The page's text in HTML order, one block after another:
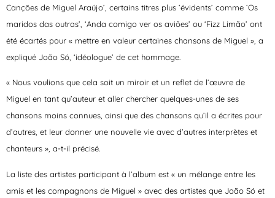
Canções de Miguel Araújo’, certains titres plus ‘évidents’ comme ‘Os
maridos das outras’, ‘Anda comigo ver os aviões’ ou ‘Fizz Limão’ ont
été écartés pour « mettre en valeur certaines chansons de Miguel », a
expliqué João Só, ‘idéologue’ de cet hommage.
« Nous voulions que cela soit un miroir et un reflet de l’œuvre de
Miguel en tant qu’auteur et aller chercher quelques-unes de ses
chansons moins connues, ainsi que des chansons qu’il a écrites pour
d’autres, et leur donner une nouvelle vie avec d’autres interprètes et
chanteurs », a-t-il précisé.
La liste des artistes participant à l’album est « un mélange entre les
amis et les compagnons de Miguel » avec des artistes que João Só et